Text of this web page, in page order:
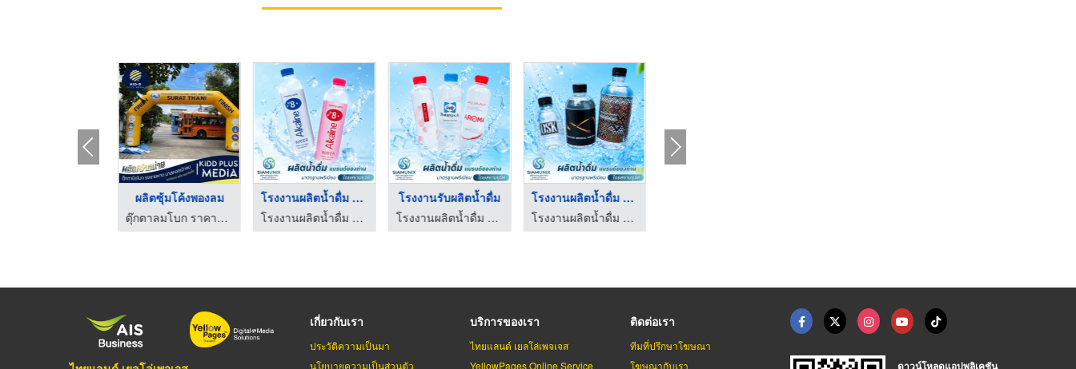
ผลิตซุ้มโค้งพองลม
ตุ๊กตาลมโบก ราคาถูก - คิดดี พลัส มีเดีย
โรงงานผลิตน้ำดื่ม รา ...
โรงงานผลิตน้ำดื่ม OEM - สยามยูนิค
โรงงานรับผลิตน้ำดื่ม
โรงงานผลิตน้ำดื่ม OEM - สยามยูนิค
โรงงานผลิตน้ำดื่ม ปท ...
โรงงานผลิตน้ำดื่ม OEM - สยามยูนิค
เกี่ยวกับเรา
ประวัติความเป็นมา
นโยบายความเป็นส่วนตัว
บริการของเรา
ไทยแลนด์ เยลโล่เพจเจส
YellowPages Online Service
ติดต่อเรา
ทีมที่ปรึกษาโฆษณา
โฆษณากับเรา